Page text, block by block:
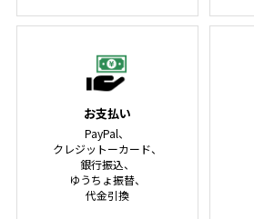
お支払い
PayPal、
クレジットーカード、
銀行振込、
ゆうちょ振替、
代金引換